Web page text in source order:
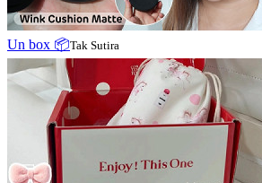
Un box 📦Tak Sutira